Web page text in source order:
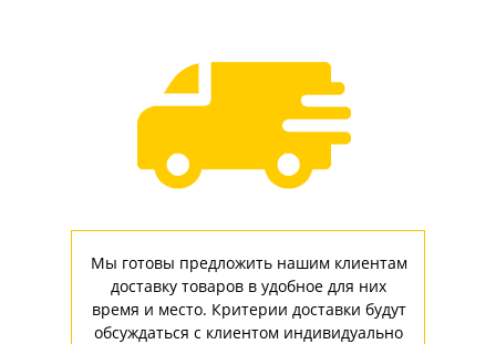
Мы готовы предложить нашим клиентам
доставку товаров в удобное для них
время и место. Критерии доставки будут
обсуждаться с клиентом индивидуально